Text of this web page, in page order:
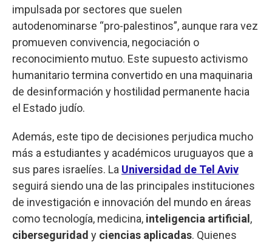
impulsada por sectores que suelen
autodenominarse “pro-palestinos”, aunque rara vez
promueven convivencia, negociación o
reconocimiento mutuo. Este supuesto activismo
humanitario termina convertido en una maquinaria
de desinformación y hostilidad permanente hacia
el Estado judío.
Además, este tipo de decisiones perjudica mucho
más a estudiantes y académicos uruguayos que a
sus pares israelíes. La Universidad de Tel Aviv
seguirá siendo una de las principales instituciones
de investigación e innovación del mundo en áreas
como tecnología, medicina, inteligencia artificial,
ciberseguridad y ciencias aplicadas. Quienes